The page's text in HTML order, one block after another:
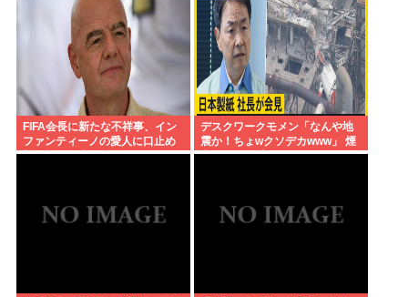
FIFA会長に新たな不祥事、イン
ファンティーノの愛人に口止め
料を払った事が報道される
デスクワークモメン「なんや地
震か！ちょwクソデカwww」 煙
突ドーン 死亡